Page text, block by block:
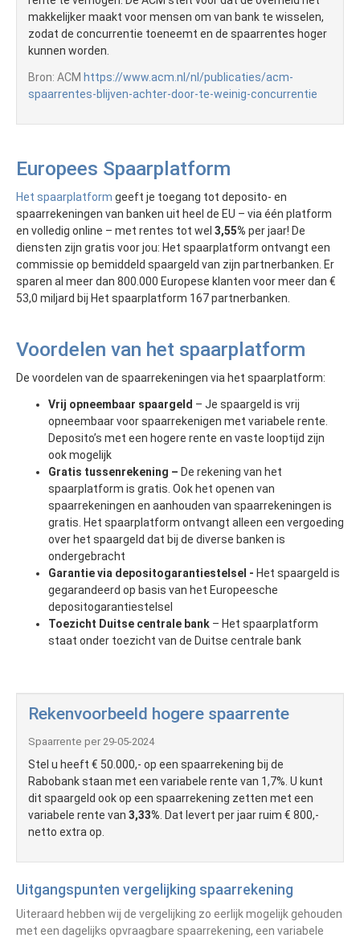
makkelijker maakt voor mensen om van bank te wisselen,
zodat de concurrentie toeneemt en de spaarrentes hoger
kunnen worden.
Bron: ACM https://www.acm.nl/nl/publicaties/acm-
spaarrentes-blijven-achter-door-te-weinig-concurrentie
Europees Spaarplatform
Het spaarplatform geeft je toegang tot deposito- en
spaarrekeningen van banken uit heel de EU – via één platform
en volledig online – met rentes tot wel 3,55% per jaar! De
diensten zijn gratis voor jou: Het spaarplatform ontvangt een
commissie op bemiddeld spaargeld van zijn partnerbanken. Er
sparen al meer dan 800.000 Europese klanten voor meer dan €
53,0 miljard bij Het spaarplatform 167 partnerbanken.
Voordelen van het spaarplatform
De voordelen van de spaarrekeningen via het spaarplatform:
Vrij opneembaar spaargeld – Je spaargeld is vrij
opneembaar voor spaarrekenigen met variabele rente.
Deposito’s met een hogere rente en vaste looptijd zijn
ook mogelijk
Gratis tussenrekening – De rekening van het
spaarplatform is gratis. Ook het openen van
spaarrekeningen en aanhouden van spaarrekeningen is
gratis. Het spaarplatform ontvangt alleen een vergoeding
over het spaargeld dat bij de diverse banken is
ondergebracht
Garantie via depositogarantiestelsel - Het spaargeld is
gegarandeerd op basis van het Europeesche
depositogarantiestelsel
Toezicht Duitse centrale bank – Het spaarplatform
staat onder toezicht van de Duitse centrale bank
Rekenvoorbeeld hogere spaarrente
Spaarrente per 29-05-2024
Stel u heeft € 50.000,- op een spaarrekening bij de
Rabobank staan met een variabele rente van 1,7%. U kunt
dit spaargeld ook op een spaarrekening zetten met een
variabele rente van 3,33% . Dat levert per jaar ruim € 800,-
netto extra op.
Uitgangspunten vergelijking spaarrekening
Uiteraard hebben wij de vergelijking zo eerlijk mogelijk gehouden
met een dagelijks opvraagbare spaarrekening, een variabele